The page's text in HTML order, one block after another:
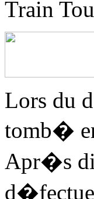
Train
Lors du
tomb�
Apr�s